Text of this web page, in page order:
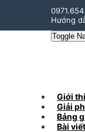
Hướng
Toggle
Giới
Giải
Bảng
Bài viết